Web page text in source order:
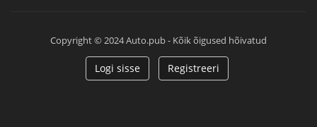
Copyright © 2024 Auto.pub - Kõik õigused hõivatud
Logi sisse Registreeri